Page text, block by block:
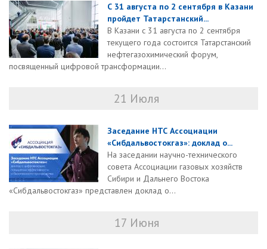
С 31 августа по 2 сентября в Казани
пройдет Татарстанский...
В Казани с 31 августа по 2 сентября
текущего года состоится Татарстанский
нефтегазохимический форум,
посвященный цифровой трансформации...
21 Июля
Заседание НТС Ассоциации
«Сибдальвостокгаз»: доклад о...
На заседании научно-технического
совета Ассоциации газовых хозяйств
Сибири и Дальнего Востока
«Сибдальвостокгаз» представлен доклад о...
17 Июня